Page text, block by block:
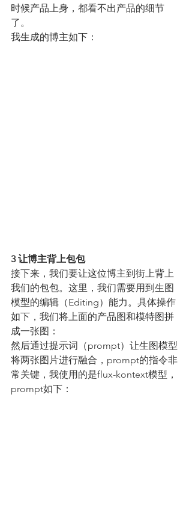
时候产品上身，都看不出产品的细节
了。
我生成的博主如下：
3 让博主背上包包
接下来，我们要让这位博主到街上背上
我们的包包。这里，我们需要用到生图
模型的编辑（Editing）能力。具体操作
如下，我们将上面的产品图和模特图拼
成一张图：
然后通过提示词（prompt）让生图模型
将两张图片进行融合，prompt的指令非
常关键，我使用的是flux-kontext模型，
prompt如下：